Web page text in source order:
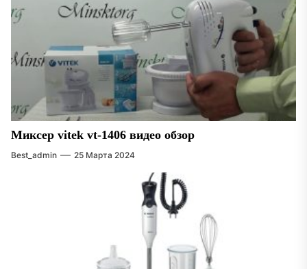
Миксер vitek vt-1406 видео обзор
Best_admin 25 Марта 2024